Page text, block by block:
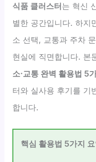
식품 클러스터는 혁신
별한 공간입니다. 하지
소 선택, 교통과 주차
현실에 직면합니다. 본
소·교통 완벽 활용법 5
터와 실사용 후기를 기
합니다.
핵심 활용법 5가지